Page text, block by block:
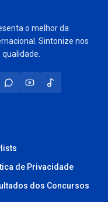
o melhor da
Sintonize nos
de Privacidade
dos Concursos